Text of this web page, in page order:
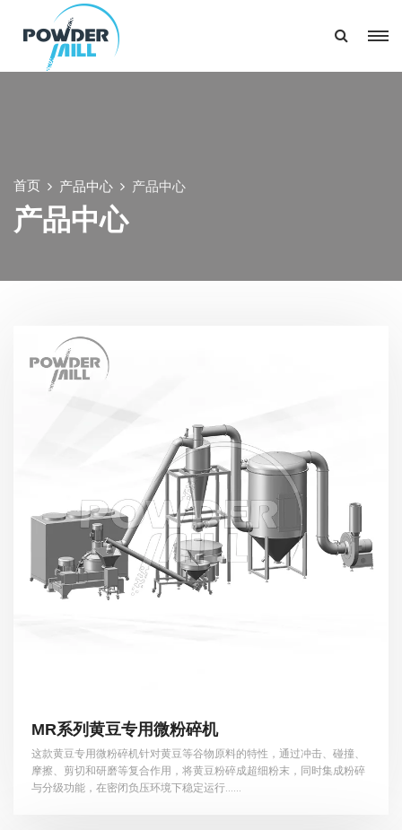
首页 产品中心 产品中心
产品中心
MR系列黄豆专用微粉碎机
这款黄豆专用微粉碎机针对黄豆等谷物原料的特性，通过冲击、碰撞、
摩擦、剪切和研磨等复合作用，将黄豆粉碎成超细粉末，同时集成粉碎
与分级功能，在密闭负压环境下稳定运行......